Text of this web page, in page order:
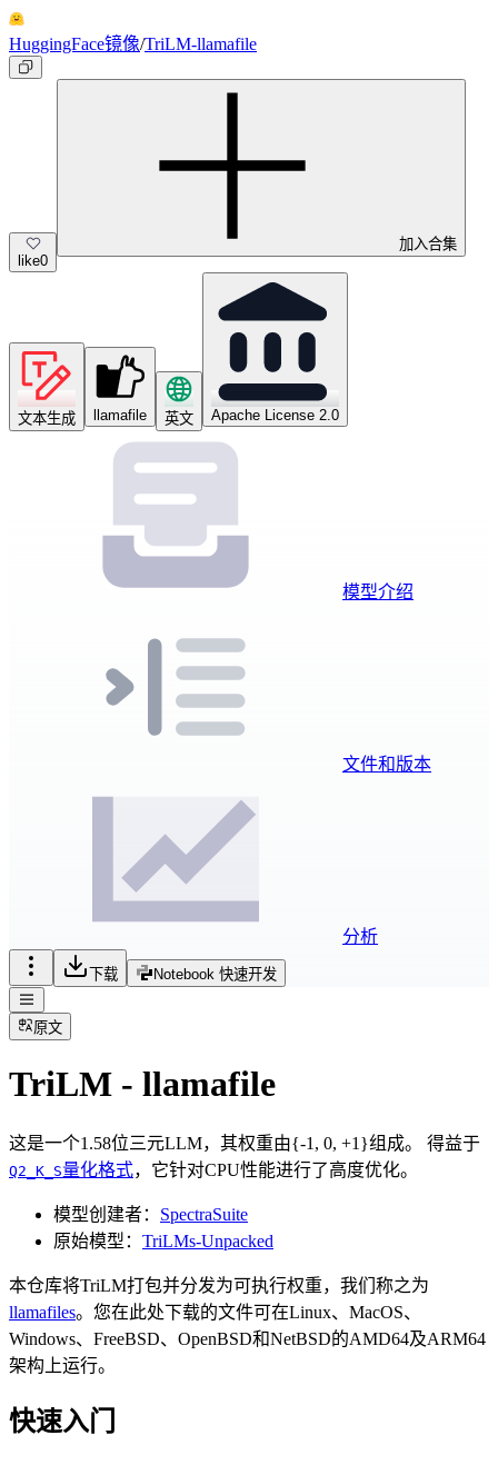
HuggingFace镜像/TriLM-llamafile
like0
加入合集
文本生成 llamafile 英文 Apache License 2.0
模型介绍
文件和版本
分析
下载 Notebook 快速开发
原文
TriLM - llamafile
这是一个1.58位三元LLM，其权重由{-1, 0, +1}组成。 得益于
Q2_K_S量化格式，它针对CPU性能进行了高度优化。
模型创建者： SpectraSuite
原始模型： TriLMs-Unpacked
本仓库将TriLM打包并分发为可执行权重，我们称之为
llamafiles。您在此处下载的文件可在Linux、MacOS、
Windows、FreeBSD、OpenBSD和NetBSD的AMD64及ARM64
架构上运行。
快速入门